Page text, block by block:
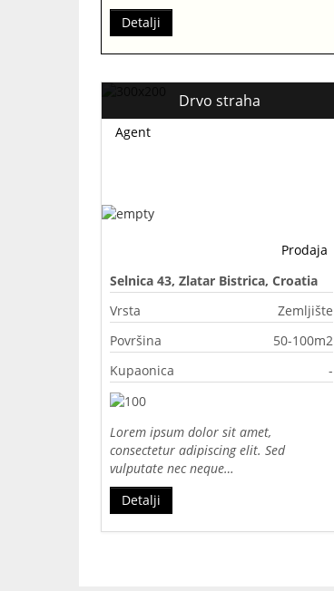
Detalji
Drvo straha
Prodaja
Agent
Selnica 43, Zlatar Bistrica, Croatia
Vrsta
Zemljište
Površina
50-100m2
Kupaonica
-
Lorem ipsum dolor sit amet,
consectetur adipiscing elit. Sed
vulputate nec neque…
Detalji